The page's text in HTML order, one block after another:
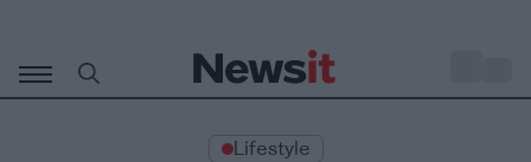
περιεχόμενο
Lifestyle